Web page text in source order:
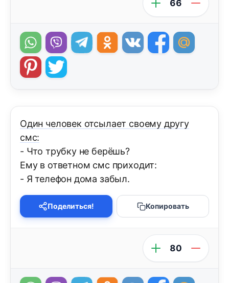
66
Один человек отсылает своему другу
смс:
- Что трубку не берёшь?
Ему в ответном смс приходит:
- Я телефон дома забыл.
Поделиться! Копировать
80